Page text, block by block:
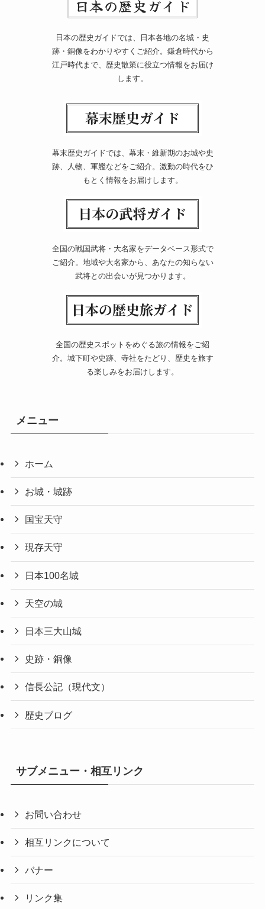
日本の歴史ガイドでは、日本各地の名城・史
跡・銅像をわかりやすくご紹介。鎌倉時代から
江戸時代まで、歴史散策に役立つ情報をお届け
します。
幕末歴史ガイドでは、幕末・維新期のお城や史
跡、人物、軍艦などをご紹介。激動の時代をひ
もとく情報をお届けします。
全国の戦国武将・大名家をデータベース形式で
ご紹介。地域や大名家から、あなたの知らない
武将との出会いが見つかります。
全国の歴史スポットをめぐる旅の情報をご紹
介。城下町や史跡、寺社をたどり、歴史を旅す
る楽しみをお届けします。
メニュー
ホーム
お城・城跡
国宝天守
現存天守
日本100名城
天空の城
日本三大山城
史跡・銅像
信長公記（現代文）
歴史ブログ
サブメニュー・相互リンク
お問い合わせ
相互リンクについて
バナー
リンク集